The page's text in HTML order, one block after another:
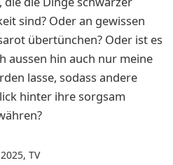
sind? Oder an gewissen
übertünchen? Oder ist es
aussen hin auch nur meine
lasse, sodass andere
hinter ihre sorgsam
, TV